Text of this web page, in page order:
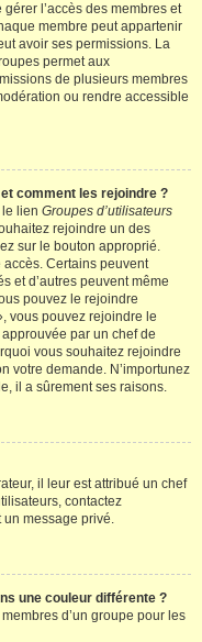
l’accès des membres et
membre peut appartenir
avoir ses permissions. La
permet aux
de plusieurs membres
ou rendre accessible
comment les rejoindre ?
lien Groupes d’utilisateurs
rejoindre un des
sur le bouton approprié.
Certains peuvent
et d’autres peuvent même
pouvez le rejoindre
vous pouvez rejoindre le
par un chef de
vous souhaitez rejoindre
votre demande. N’importunez
il a sûrement ses raisons.
il leur est attribué un chef
contactez
un message privé.
une couleur différente ?
d’un groupe pour les